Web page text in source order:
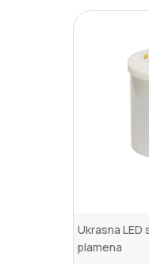
Ukrasna
plamena